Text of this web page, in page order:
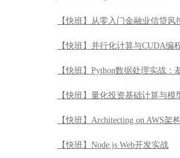
【快班】Node.js Web开发实战
【快班】漫步华尔街
【快班】目标检测模型YOLOV3
【快班】Cloudera Hadoop管理认
【快班】【强化学习系列】强化
【快班】PostgreSQL初识与提高